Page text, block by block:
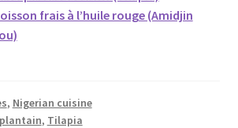
frais à l’huile rouge (Amidjin
, Nigerian cuisine
, Tilapia